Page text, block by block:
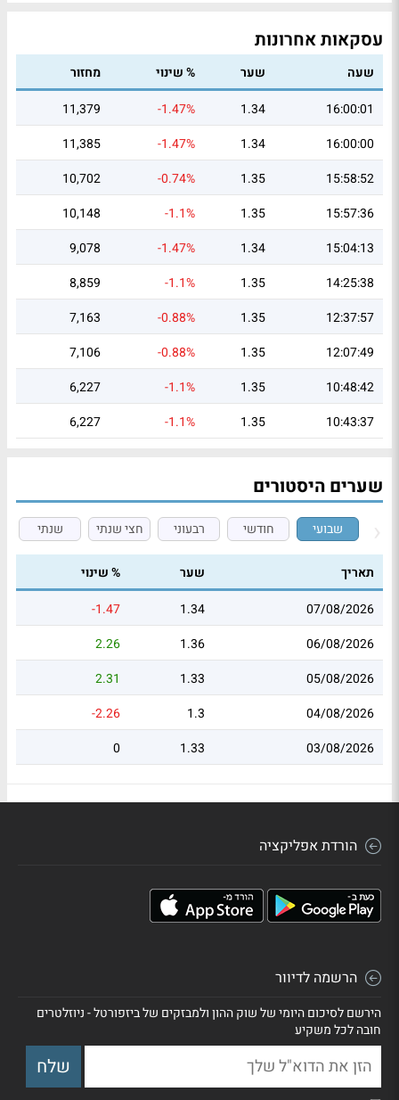
עסקאות אחרונות
שעה שער % שינוי
מחזור
16:00:01
1.34
-1.47%
11,379
16:00:00
1.34
-1.47%
11,385
15:58:52
1.35
-0.74%
10,702
15:57:36
1.35
-1.1%
10,148
15:04:13
1.34
-1.47%
9,078
14:25:38
1.35
-1.1%
8,859
12:37:57
1.35
-0.88%
7,163
12:07:49
1.35
-0.88%
7,106
10:48:42
1.35
-1.1%
6,227
10:43:37
1.35
-1.1%
6,227
שערים היסטורים
שבועי חודשי רבעוני חצי שנתי שנתי
תאריך שער
% שינוי
07/08/2026
1.34
-1.47
06/08/2026
1.36
2.26
05/08/2026
1.33
2.31
04/08/2026
1.3
-2.26
03/08/2026
1.33
0
הורדת אפליקציה
הרשמה לדיוור
הירשם לסיכום היומי של שוק ההון ולמבזקים של ביזפורטל - ניוזלטרים
חובה לכל משקיע